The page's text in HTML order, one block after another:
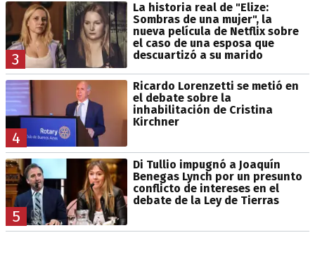
3
La historia real de "Elize:
Sombras de una mujer", la
nueva película de Netflix sobre
el caso de una esposa que
descuartizó a su marido
4
Ricardo Lorenzetti se metió en
el debate sobre la
inhabilitación de Cristina
Kirchner
5
Di Tullio impugnó a Joaquín
Benegas Lynch por un presunto
conflicto de intereses en el
debate de la Ley de Tierras